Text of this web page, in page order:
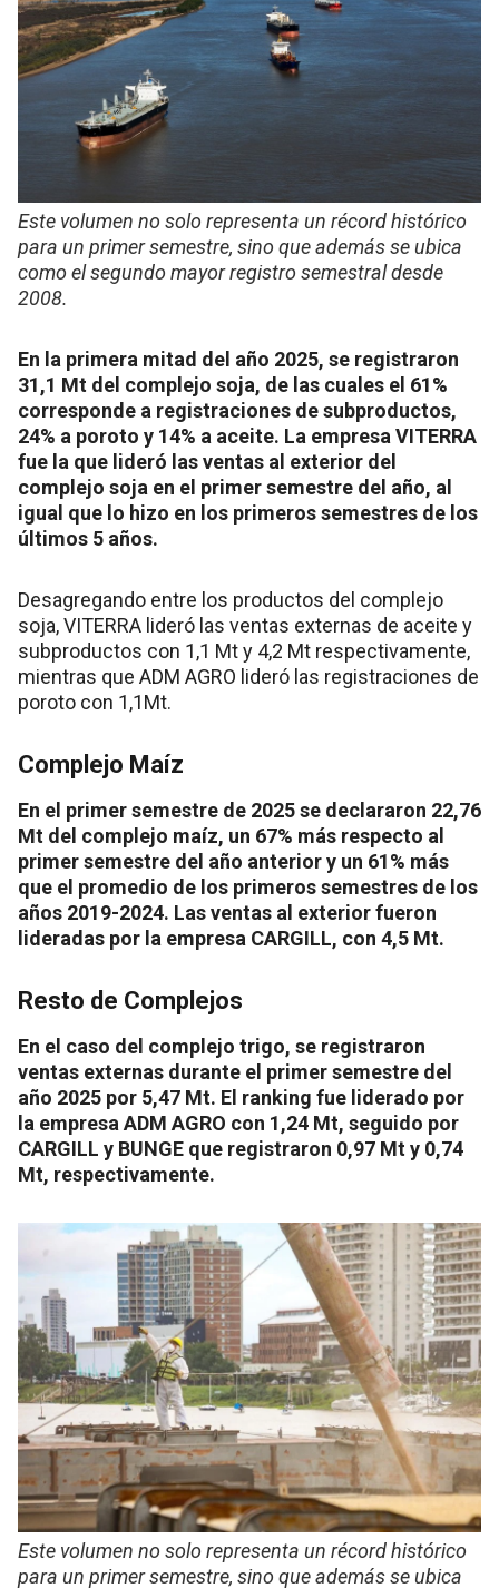
Este volumen no solo representa un récord histórico
para un primer semestre, sino que además se ubica
como el segundo mayor registro semestral desde
2008.
En la primera mitad del año 2025, se registraron
31,1 Mt del complejo soja, de las cuales el 61%
corresponde a registraciones de subproductos,
24% a poroto y 14% a aceite. La empresa VITERRA
fue la que lideró las ventas al exterior del
complejo soja en el primer semestre del año, al
igual que lo hizo en los primeros semestres de los
últimos 5 años.
Desagregando entre los productos del complejo
soja, VITERRA lideró las ventas externas de aceite y
subproductos con 1,1 Mt y 4,2 Mt respectivamente,
mientras que ADM AGRO lideró las registraciones de
poroto con 1,1Mt.
Complejo Maíz
En el primer semestre de 2025 se declararon 22,76
Mt del complejo maíz, un 67% más respecto al
primer semestre del año anterior y un 61% más
que el promedio de los primeros semestres de los
años 2019-2024. Las ventas al exterior fueron
lideradas por la empresa CARGILL, con 4,5 Mt.
Resto de Complejos
En el caso del complejo trigo, se registraron
ventas externas durante el primer semestre del
año 2025 por 5,47 Mt. El ranking fue liderado por
la empresa ADM AGRO con 1,24 Mt, seguido por
CARGILL y BUNGE que registraron 0,97 Mt y 0,74
Mt, respectivamente.
Este volumen no solo representa un récord histórico
para un primer semestre, sino que además se ubica